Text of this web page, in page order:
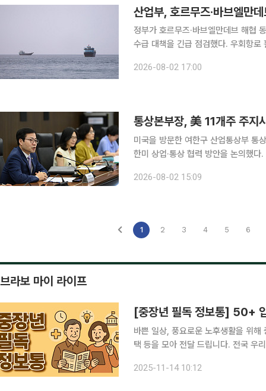
산업부, 호르무즈·바브엘만
정부가 호르무즈·바브엘만데브 해협
수급 대책을 긴급 점검했다. 우회항
동 전쟁 실물경제 긴급 점검 회의'를
2026-08-02 17:00
통상본부장, 美 11개주 주지
미국을 방문한 여한구 산업통상부 통
한미 상업·통상 협력 방안을 논의했다. 산업부는 여 본부장이 지난달 30일부터 이달 1일까지 미국
주지사 등 주요 인사, 업계 관계자들
2026-08-02 15:09
1 2 3 4 5 6
브라보 마이 라이프
[중장년 필독 정보통] 50+
바쁜 일상, 풍요로운 노후생활을 위
택 등을 모아 전달 드립니다. 전국 우리
까지 서울 양제동 aT센터에서 열린다
2025-11-14 10:12